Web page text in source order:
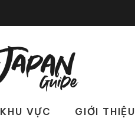
KHU VỰC GIỚI THIỆU